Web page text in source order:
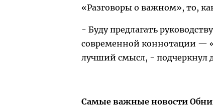
«Разговоры о важном», то,
- Буду предлагать
современной коннотации —
лучший смысл, - подчеркнул
Самые важные новости